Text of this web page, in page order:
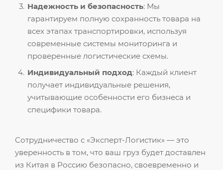
Надежность и безопасность: Мы
гарантируем полную сохранность товара на
всех этапах транспортировки, используя
современные системы мониторинга и
проверенные логистические схемы.
Индивидуальный подход: Каждый клиент
получает индивидуальные решения,
учитывающие особенности его бизнеса и
специфики товара.
Сотрудничество с «Эксперт-Логистик» — это
уверенность в том, что ваш груз будет доставлен
из Китая в Россию безопасно, своевременно и